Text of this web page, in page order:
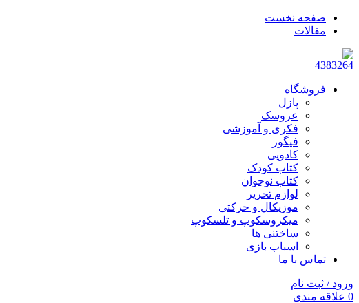
صفحه نخست
مقالات
فروشگاه
پازل
عروسک
فکری و آموزشی
فیگور
کادویی
کتاب کودک
کتاب نوجوان
لوازم تحریر
موزیکال و حرکتی
میکروسکوپ و تلسکوپ
ساختنی ها
اسباب بازی
تماس با ما
ورود / ثبت نام
0 علاقه مندی